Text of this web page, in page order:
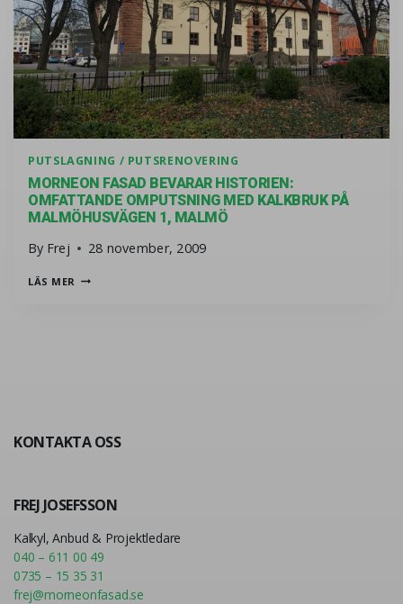
PUTSLAGNING / PUTSRENOVERING
MORNEON FASAD BEVARAR HISTORIEN:
OMFATTANDE OMPUTSNING MED KALKBRUK PÅ
MALMÖHUSVÄGEN 1, MALMÖ
By Frej 28 november, 2009
LÄS MER MORNEON FASAD BEVARAR HISTORIEN: OMFATTANDE
KONTAKTA OSS
FREJ JOSEFSSON
Kalkyl, Anbud & Projektledare
040 – 611 00 49
0735 – 15 35 31
frej@morneonfasad.se